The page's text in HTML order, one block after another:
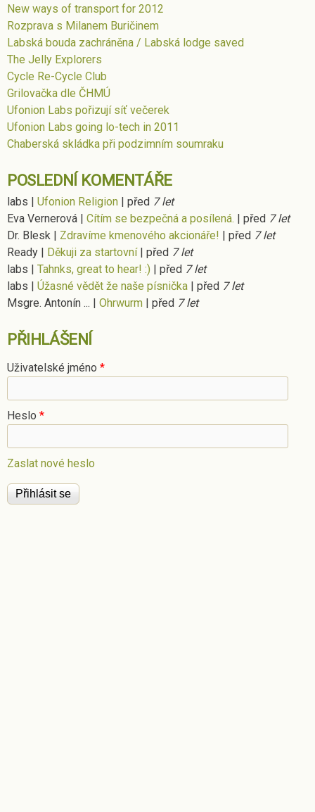
New ways of transport for 2012
Rozprava s Milanem Buričinem
Labská bouda zachráněna / Labská lodge saved
The Jelly Explorers
Cycle Re-Cycle Club
Grilovačka dle ČHMÚ
Ufonion Labs pořizují síť večerek
Ufonion Labs going lo-tech in 2011
Chaberská skládka při podzimním soumraku
POSLEDNÍ KOMENTÁŘE
labs | Ufonion Religion | před 7 let
Eva Vernerová | Cítím se bezpečná a posílená. | před 7 let
Dr. Blesk | Zdravíme kmenového akcionáře! | před 7 let
Ready | Děkuji za startovní | před 7 let
labs | Tahnks, great to hear! :) | před 7 let
labs | Úžasné vědět že naše písnička | před 7 let
Msgre. Antonín ... | Ohrwurm | před 7 let
PŘIHLÁŠENÍ
Uživatelské jméno *
Heslo *
Zaslat nové heslo